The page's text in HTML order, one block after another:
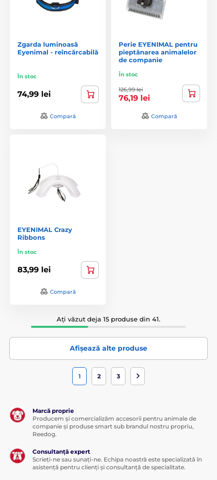
Zgarda luminoasă
Eyenimal - reîncărcabilă
În stoc
74,99 lei
Compară
Perie EYENIMAL pentru
pieptănarea animalelor
de companie
În stoc
126,99 lei
76,19 lei
Compară
EYENIMAL Crazy
Ribbons
În stoc
83,99 lei
Compară
Ați văzut deja 15 produse din 41.
Afișează alte produse
1 2 3
Marcă proprie
Producem și comercializăm accesorii pentru animale de
companie și produse smart sub brandul nostru propriu,
Reedog.
Consultanță expert
Scrieți-ne sau sunați-ne. Echipa noastră este specializată în
asistență pentru clienți și consultanță de specialitate.